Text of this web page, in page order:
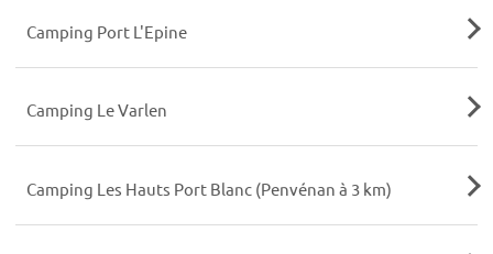
Camping Port L'Epine
Camping Le Varlen
Camping Les Hauts Port Blanc (Penvénan à 3 km)